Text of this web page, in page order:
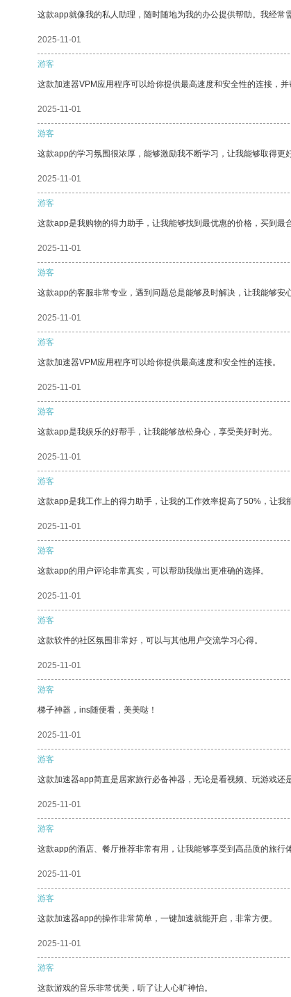
这款app就像我的私人助理，随时随地为我的办公提供帮助。我经常
2025-11-01
游客
这款加速器VPM应用程序可以给你提供最高速度和安全性的连接，并
2025-11-01
游客
这款app的学习氛围很浓厚，能够激励我不断学习，让我能够取得更
2025-11-01
游客
这款app是我购物的得力助手，让我能够找到最优惠的价格，买到最
2025-11-01
游客
这款app的客服非常专业，遇到问题总是能够及时解决，让我能够安
2025-11-01
游客
这款加速器VPM应用程序可以给你提供最高速度和安全性的连接。
2025-11-01
游客
这款app是我娱乐的好帮手，让我能够放松身心，享受美好时光。
2025-11-01
游客
这款app是我工作上的得力助手，让我的工作效率提高了50%，让我
2025-11-01
游客
这款app的用户评论非常真实，可以帮助我做出更准确的选择。
2025-11-01
游客
这款软件的社区氛围非常好，可以与其他用户交流学习心得。
2025-11-01
游客
梯子神器，ins随便看，美美哒！
2025-11-01
游客
这款加速器app简直是居家旅行必备神器，无论是看视频、玩游戏
2025-11-01
游客
这款app的酒店、餐厅推荐非常有用，让我能够享受到高品质的旅行体
2025-11-01
游客
这款加速器app的操作非常简单，一键加速就能开启，非常方便。
2025-11-01
游客
这款游戏的音乐非常优美，听了让人心旷神怡。